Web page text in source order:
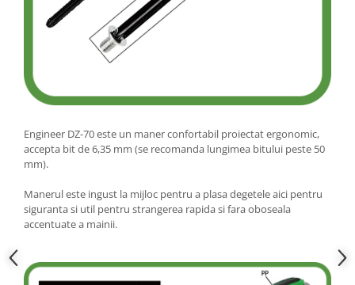
Engineer DZ-70 este un maner confortabil proiectat ergonomic,
accepta bit de 6,35 mm (se recomanda lungimea bitului peste 50
mm).
Manerul este ingust la mijloc pentru a plasa degetele aici pentru
siguranta si util pentru strangerea rapida si fara oboseala
accentuate a mainii.